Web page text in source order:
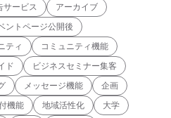
サービス
アーカイブ
ントページ公開後
ティ
コミュニティ機能
ド
ビジネスセミナー集客
メッセージ機能
企画
機能 地域活性化
大学